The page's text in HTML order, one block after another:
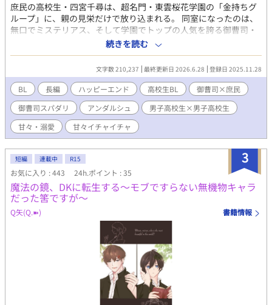
庶民の高校生・四宮千尋は、超名門・東雲桜花学園の「金持ちグ
ループ」に、親の見栄だけで放り込まれる。 同室になったのは、
無口でミステリアス、そして学園でトップの人気を誇る御曹司・
佐久間一織。 住む世界が違うはずの彼は――なぜか千尋にだけ距
離が近かった。 「お腹すいた」と当たり前のように頼り、隣に座
り、当然のように同じ時間を過ごそうとする。 完璧な御曹司が、
なぜか千尋にだけ見せる、無防備な素顔と甘え。 さらに一織は、
企業のレセプションパーティーで壇上に立つ、佐久間グループの
御曹司そのものの姿も持っていた。 庶民と御曹司。 同じ部屋で過
ごすうちに、特別ではなかったはずの距離が、少しずつ――確実
に変わっていく。 目線の先には。シリーズ第3弾。 ▽高瀬陸（た
かせりく）×一ノ瀬湊（いちのせみなと） 【完結】目線の先に
じ）×高宮斗真（たかみやとうま） 【完結】R１８｜スピンオ
フ：目線の先には。僕の好きな人は誰を見ている？
続きを読む
文字数 210,237 最終更新日 2026.6.28 登録日 2025.11.28
BL 長編 ハッピーエンド 高校生BL
御曹司×庶民
御曹司スパダリ
アンダルシュ
男子高校生×男子高校生
甘々・溺愛
甘々イチャイチャ
3
短編 連載中 R15
お気に入り : 443 24h.ポイント : 35
魔法の鏡、DKに転生する〜モブですらない無機物キャラ
だった筈ですが〜
Q矢(Q.➽) 書籍情報